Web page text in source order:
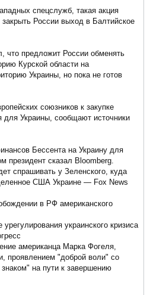
спецслужб, такая акция
России выход в Балтийское
что предложит России обменять
Курской области на
Украины, но пока не готов
союзников к закупке
для Украины, сообщают источники
Бессента на Украину для
президент сказал Bloomberg.
спрашивать у Зеленского, куда
США Украине — Fox News
в РФ американского
украинского кризиса
американца Марка Фогеля,
проявлением "доброй воли" со
на пути к завершению